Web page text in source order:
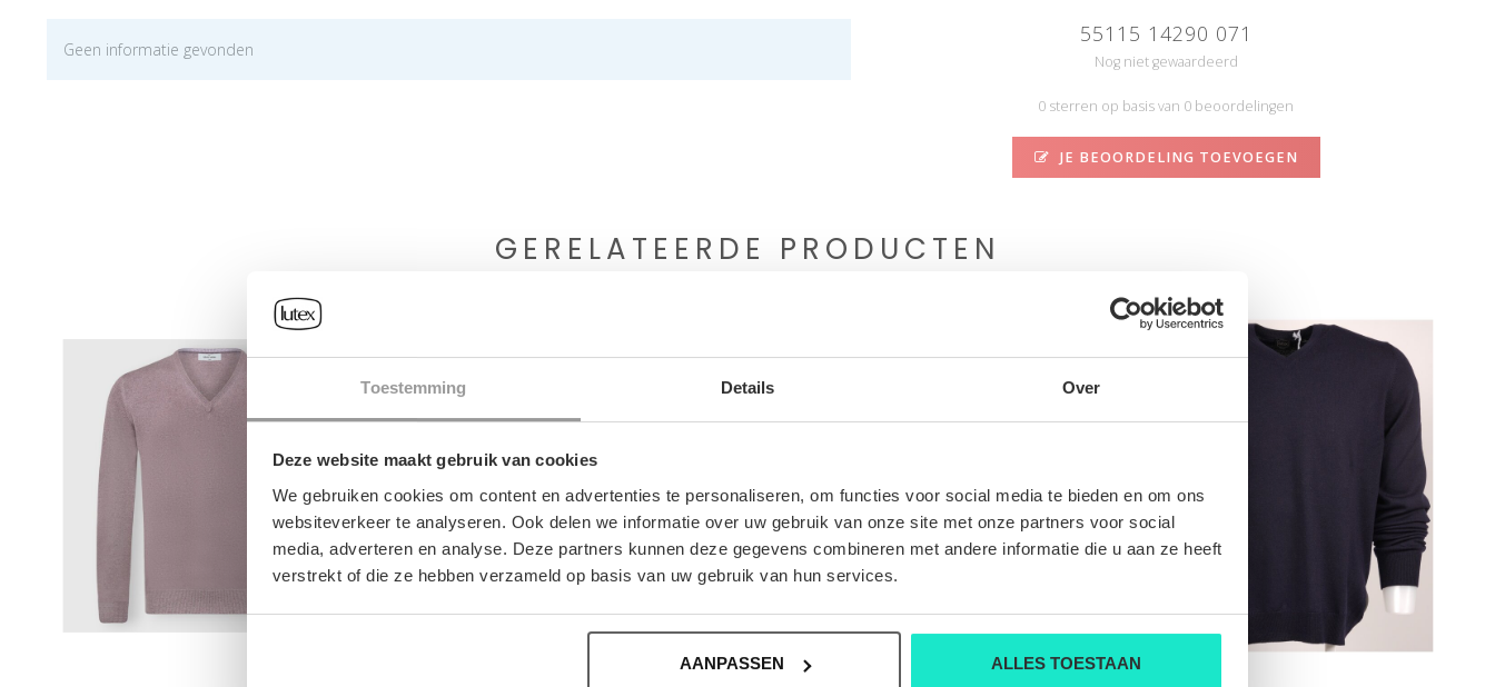
Toestemming Details Over
Deze website maakt gebruik van cookies
We gebruiken cookies om content en advertenties te personaliseren, om functies voor social media te bieden en om ons
websiteverkeer te analyseren. Ook delen we informatie over uw gebruik van onze site met onze partners voor social
media, adverteren en analyse. Deze partners kunnen deze gegevens combineren met andere informatie die u aan ze heeft
verstrekt of die ze hebben verzameld op basis van uw gebruik van hun services.
AANPASSEN ALLES TOESTAAN
Geen informatie gevonden
55115 14290 071
Nog niet gewaardeerd
0 sterren op basis van 0 beoordelingen
JE BEOORDELING TOEVOEGEN
GERELATEERDE PRODUCTEN